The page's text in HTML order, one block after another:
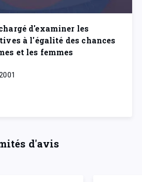
d'examiner les
à l'égalité des chances
et les femmes
d'avis